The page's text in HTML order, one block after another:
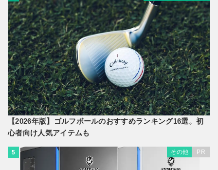
【2026年版】ゴルフボールのおすすめランキング16選。初
心者向け人気アイテムも
5 その他 PR